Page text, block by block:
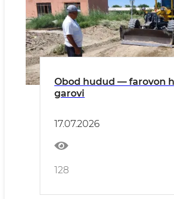
Obod hudud — farovon
garovi
17.07.2026
128